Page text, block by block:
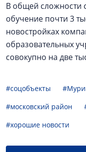
В общей сложности
обучение почти 3
новостройках
образовательных
совокупно на две
#соцобъекты
#московский район
#хорошие новости